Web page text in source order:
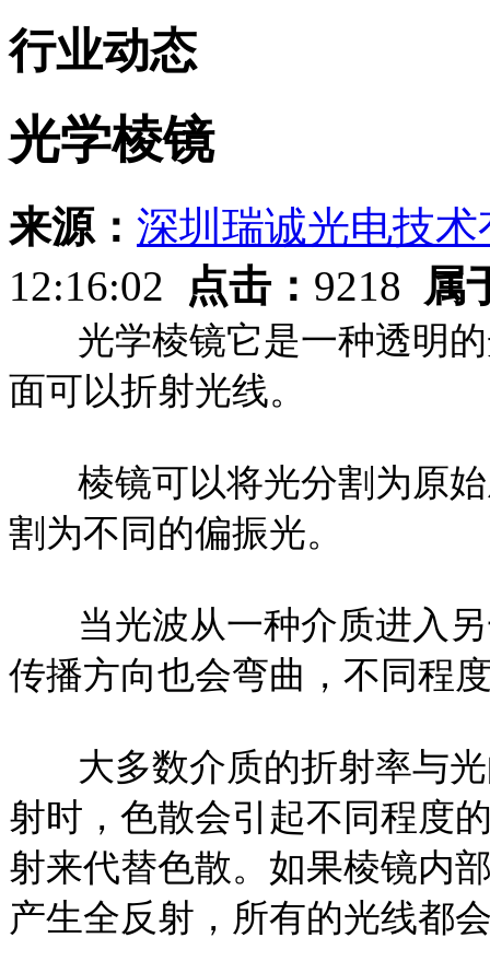
行业动态
光学棱镜
来源： 深圳瑞诚光电技
12:16:02
点击： 9218 属
光学棱镜它是一种透明的
面可以折射光线。
棱镜可以将光分割为原始
割为不同的偏振光。
当光波从一种介质进入另
传播方向也会弯曲，不同程
大多数介质的折射率与光
射时，色散会引起不同程度
射来代替色散。如果棱镜内
产生全反射，所有的光线都